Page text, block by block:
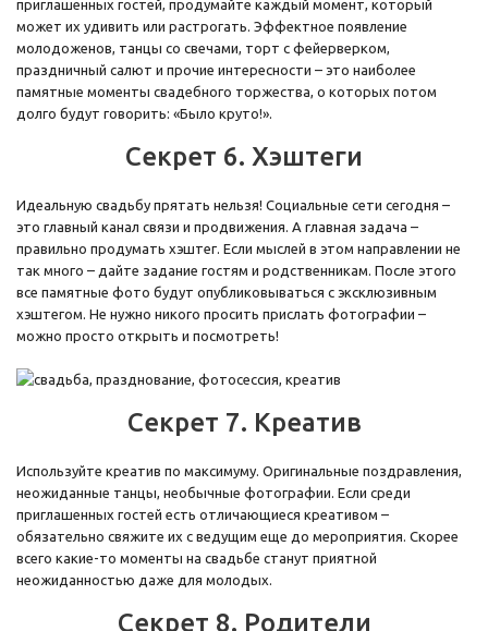
приглашенных гостей, продумайте каждый момент, который
может их удивить или растрогать. Эффектное появление
молодоженов, танцы со свечами, торт с фейерверком,
праздничный салют и прочие интересности – это наиболее
памятные моменты свадебного торжества, о которых потом
долго будут говорить: «Было круто!».
Секрет 6. Хэштеги
Идеальную свадьбу прятать нельзя! Социальные сети сегодня –
это главный канал связи и продвижения. А главная задача –
правильно продумать хэштег. Если мыслей в этом направлении не
так много – дайте задание гостям и родственникам. После этого
все памятные фото будут опубликовываться с эксклюзивным
хэштегом. Не нужно никого просить прислать фотографии –
можно просто открыть и посмотреть!
Секрет 7. Креатив
Используйте креатив по максимуму. Оригинальные поздравления,
неожиданные танцы, необычные фотографии. Если среди
приглашенных гостей есть отличающиеся креативом –
обязательно свяжите их с ведущим еще до мероприятия. Скорее
всего какие-то моменты на свадьбе станут приятной
неожиданностью даже для молодых.
Секрет 8. Родители